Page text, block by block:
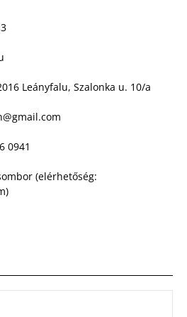
Leányfalu, Szalonka u. 10/a
0941
(elérhetőség:
)